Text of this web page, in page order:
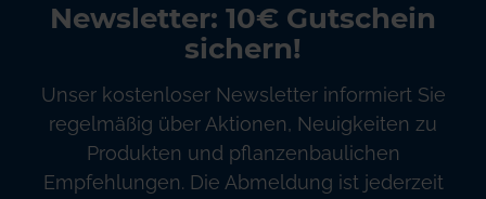
Newsletter: 10€ Gutschein
sichern!
Unser kostenloser Newsletter informiert Sie
regelmäßig über Aktionen, Neuigkeiten zu
Produkten und pflanzenbaulichen
Empfehlungen. Die Abmeldung ist jederzeit